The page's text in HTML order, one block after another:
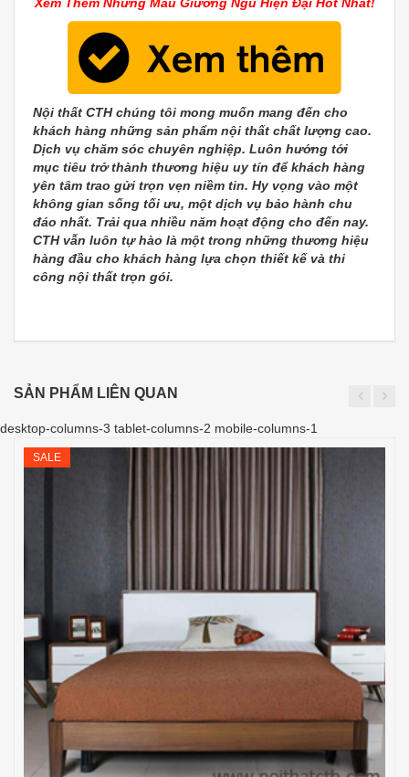
Nội thất CTH chúng tôi mong muốn mang đến cho
khách hàng những sản phẩm nội thất chất lượng cao.
Dịch vụ chăm sóc chuyên nghiệp. Luôn hướng tới
mục tiêu trở thành thương hiệu uy tín để khách hàng
yên tâm trao gửi trọn vẹn niềm tin. Hy vọng vào một
không gian sống tối ưu, một dịch vụ bảo hành chu
đáo nhất. Trải qua nhiều năm hoạt động cho đến nay.
CTH vẫn luôn tự hào là một trong những thương hiệu
hàng đầu cho khách hàng lựa chọn thiết kế và thi
công nội thất trọn gói.
SẢN PHẨM LIÊN QUAN
desktop-columns-3 tablet-columns-2 mobile-columns-1
SALE